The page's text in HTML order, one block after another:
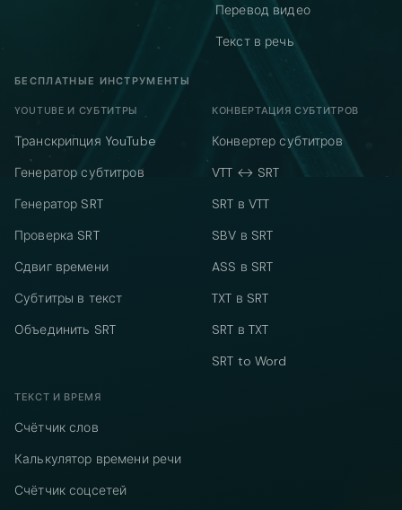
Перевод видео
Текст в речь
БЕСПЛАТНЫЕ ИНСТРУМЕНТЫ
YOUTUBE И СУБТИТРЫ
Транскрипция YouTube
Генератор субтитров
Генератор SRT
Проверка SRT
Сдвиг времени
Субтитры в текст
Объединить SRT
КОНВЕРТАЦИЯ СУБТИТРОВ
Конвертер субтитров
VTT ↔ SRT
SRT в VTT
SBV в SRT
ASS в SRT
TXT в SRT
SRT в TXT
SRT to Word
ТЕКСТ И ВРЕМЯ
Счётчик слов
Калькулятор времени речи
Счётчик соцсетей